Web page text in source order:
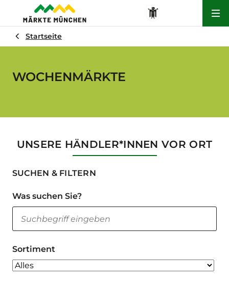
Startseite
WOCHENMÄRKTE
UNSERE HÄNDLER*INNEN VOR ORT
SUCHEN & FILTERN
Was suchen Sie?
Sortiment